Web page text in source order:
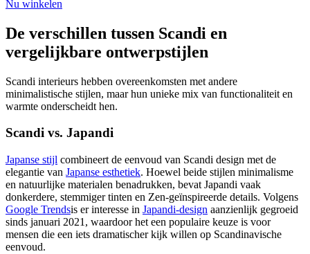
Nu winkelen
De verschillen tussen Scandi en
vergelijkbare ontwerpstijlen
Scandi interieurs hebben overeenkomsten met andere
minimalistische stijlen, maar hun unieke mix van functionaliteit en
warmte onderscheidt hen.
Scandi vs. Japandi
Japanse stijl combineert de eenvoud van Scandi design met de
elegantie van Japanse esthetiek. Hoewel beide stijlen minimalisme
en natuurlijke materialen benadrukken, bevat Japandi vaak
donkerdere, stemmiger tinten en Zen-geïnspireerde details. Volgens
Google Trendsis er interesse in Japandi-design aanzienlijk gegroeid
sinds januari 2021, waardoor het een populaire keuze is voor
mensen die een iets dramatischer kijk willen op Scandinavische
eenvoud.